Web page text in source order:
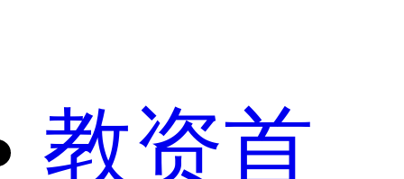
教资首